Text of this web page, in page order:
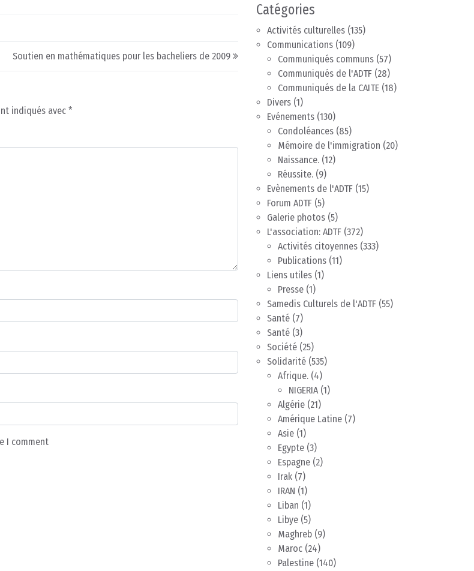
Soutien en mathématiques pour les bacheliers de 2009
indiqués avec *
I comment
Catégories
Activités culturelles (135)
Communications (109)
Communiqués communs (57)
Communiqués de l'ADTF (28)
Communiqués de la CAITE (18)
Divers (1)
Evénements (130)
Condoléances (85)
Mémoire de l'immigration (20)
Naissance. (12)
Réussite. (9)
Evènements de l'ADTF (15)
Forum ADTF (5)
Galerie photos (5)
L'association: ADTF (372)
Activités citoyennes (333)
Publications (11)
Liens utiles (1)
Presse (1)
Samedis Culturels de l'ADTF (55)
Santé (7)
Santé (3)
Société (25)
Solidarité (535)
Afrique. (4)
NIGERIA(1)
Algérie (21)
Amérique Latine (7)
Asie (1)
Egypte (3)
Espagne (2)
Irak (7)
IRAN (1)
Liban (1)
Libye (5)
Maghreb (9)
Maroc (24)
Palestine (140)